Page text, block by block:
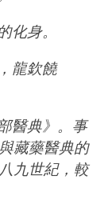
身。
龍欽饒
醫典》。事
藏藥醫典的
九世紀，較